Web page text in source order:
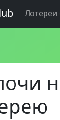
Лотереи